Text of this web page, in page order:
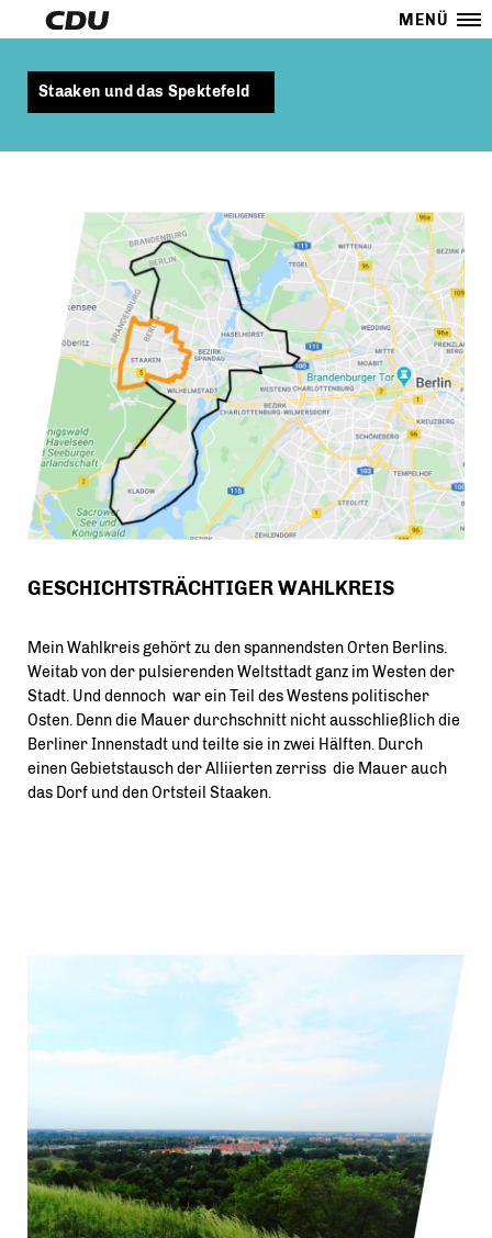
MENÜ
Staaken und das Spektefeld
GESCHICHTSTRÄCHTIGER WAHLKREIS
Mein Wahlkreis gehört zu den spannendsten Orten Berlins.
Weitab von der pulsierenden Weltsttadt ganz im Westen der
Stadt. Und dennoch war ein Teil des Westens politischer
Osten. Denn die Mauer durchschnitt nicht ausschließlich die
Berliner Innenstadt und teilte sie in zwei Hälften. Durch
einen Gebietstausch der Alliierten zerriss die Mauer auch
das Dorf und den Ortsteil Staaken.